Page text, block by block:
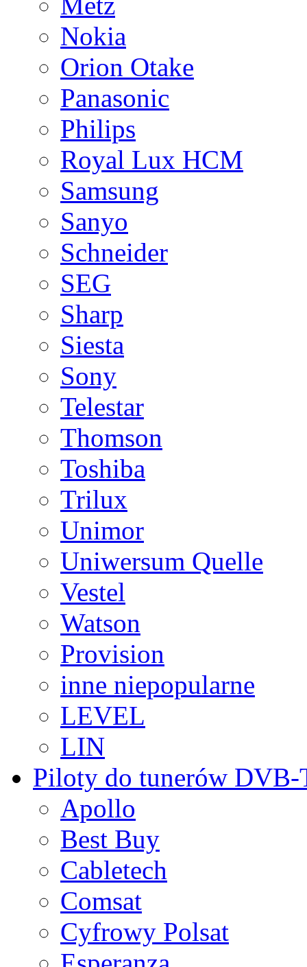
Nokia
Orion Otake
Panasonic
Philips
Royal Lux HCM
Samsung
Sanyo
Schneider
SEG
Sharp
Siesta
Sony
Telestar
Thomson
Toshiba
Trilux
Unimor
Uniwersum Quelle
Vestel
Watson
Provision
inne niepopularne
LEVEL
LIN
Piloty do tunerów DVB-
Apollo
Best Buy
Cabletech
Comsat
Cyfrowy Polsat